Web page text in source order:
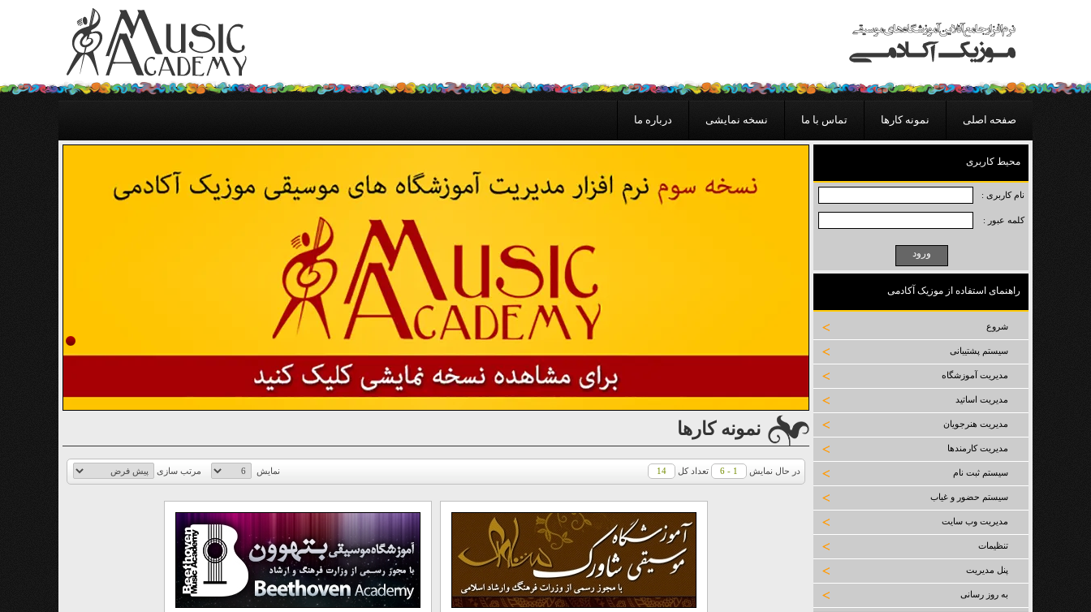
صفحه اصلی نمونه کارها تماس با ما نسخه نمایشی درباره ما
نمونه کارها
در حال نمایش 1 - 6 تعداد کل 14 نمایش مرتب سازی
محیط کاربری
نام کاربری :
کلمه عبور :
راهنمای استفاده از موزیک آکادمی
شروع
سیستم پشتیبانی
مدیریت آموزشگاه
مدیریت اساتید
مدیریت هنرجویان
مدیریت کارمندها
سیستم ثبت نام
سیستم حضور و غیاب
مدیریت وب سایت
تنظیمات
پنل مدیریت
به روز رسانی